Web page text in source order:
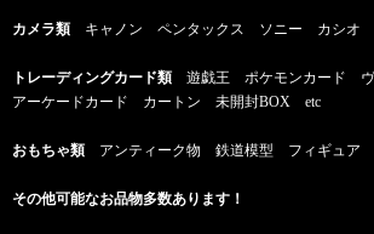
カメラ類 キャノン ペンタックス ソニー カシオ
トレーディングカード類 遊戯王 ポケモンカード ヴ
アーケードカード カートン 未開封BOX etc
おもちゃ類 アンティーク物 鉄道模型 フィギュア
その他可能なお品物多数あります！